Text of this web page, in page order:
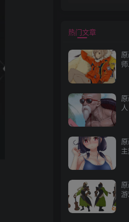
热门文章